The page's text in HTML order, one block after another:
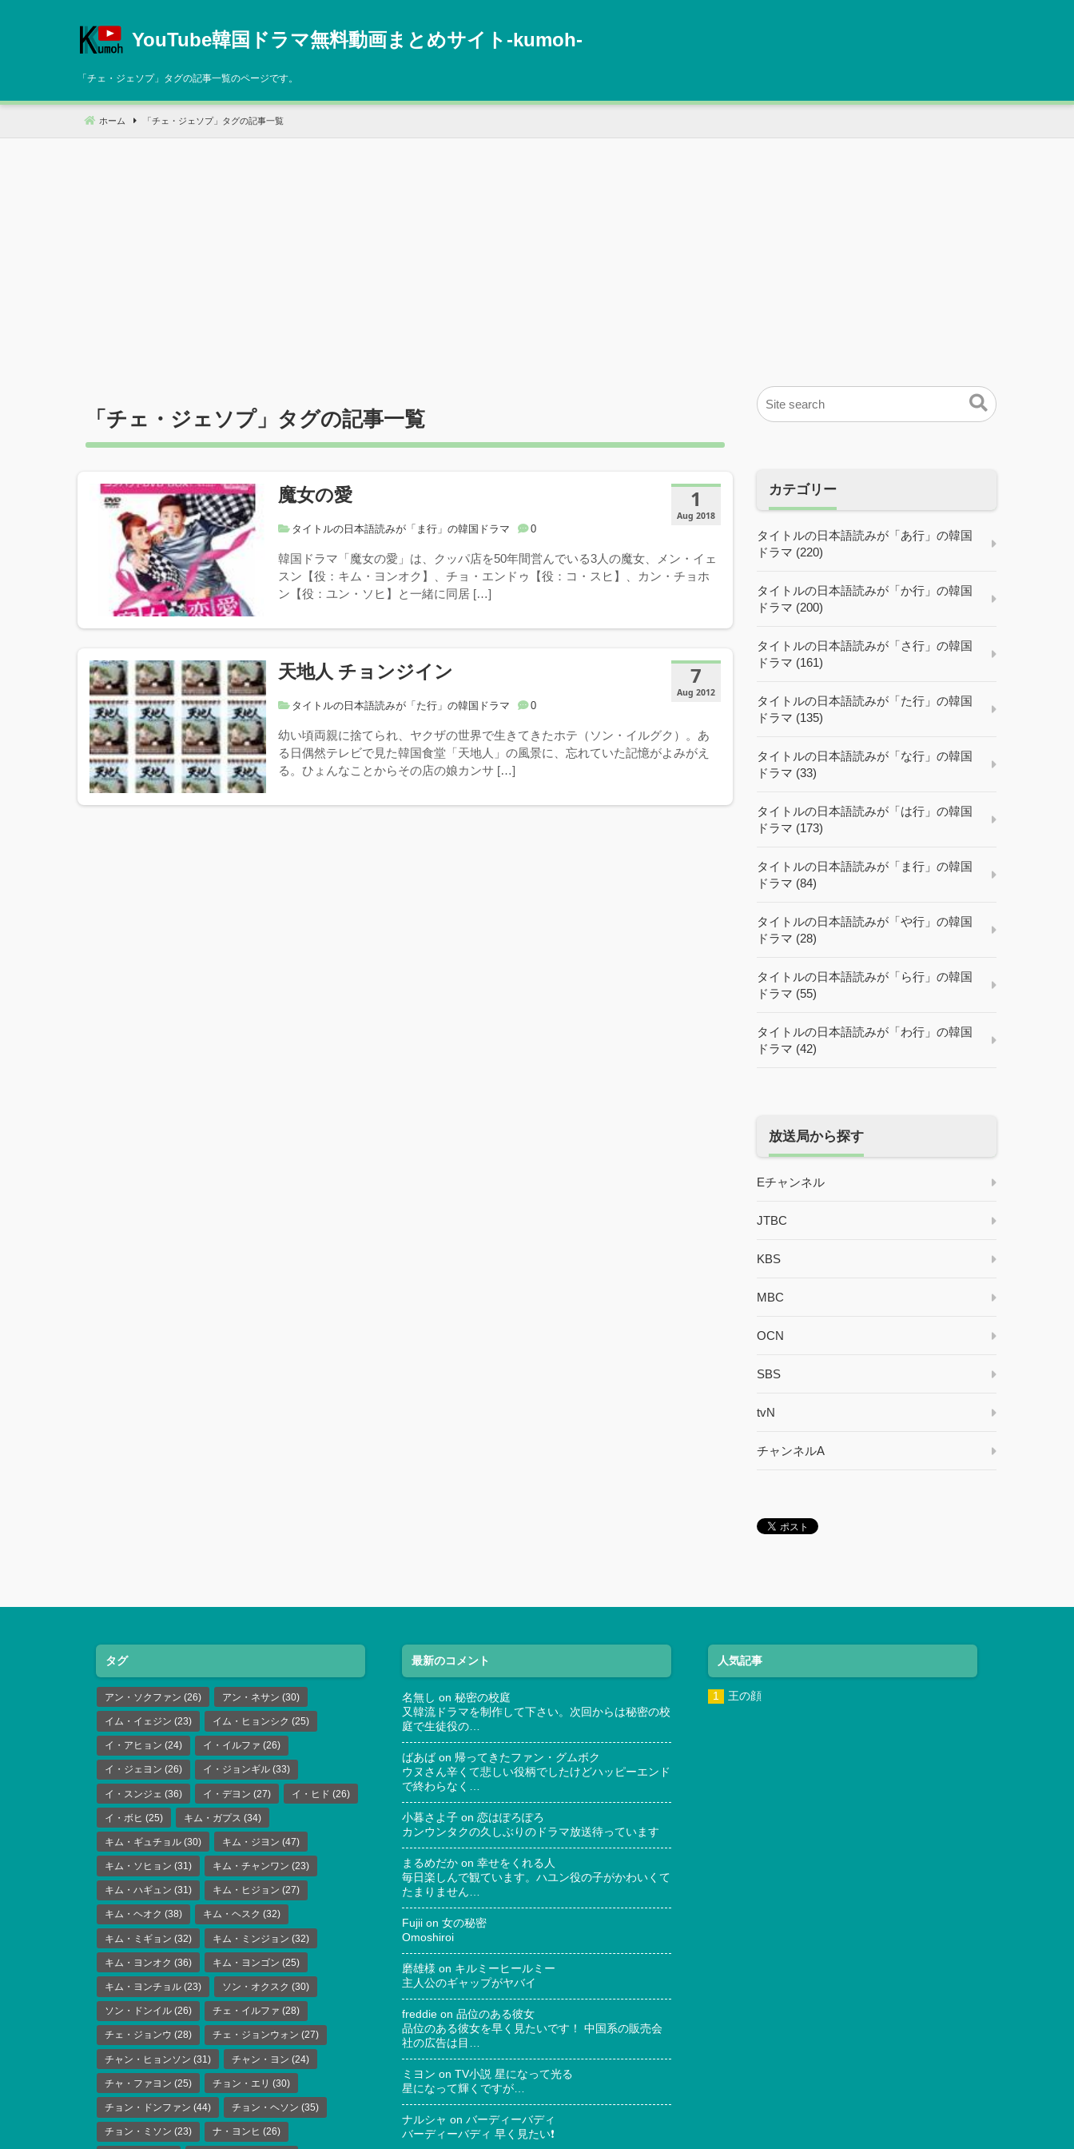
へ
動
YouTube韓国ドラマ無料動画まとめサイト‐kumoh‐
「 チェ・ジェソプ」タグの記事一覧のページです。
ホーム 「 チェ・ジェソプ」タグの記事一覧
「 チェ・ジェソプ」タグの記事一覧
1
Aug 2018
魔女の愛
タイトルの日本語読みが「ま行」の韓国ドラマ 0
韓国ドラマ「魔女の愛」は、クッパ店を50年間営んでいる3人の魔女、メン・イェ
スン【役：キム・ヨンオク】、チョ・エンドゥ【役：コ・スヒ】、カン・チョホ
ン【役：ユン・ソヒ】と一緒に同居 […]
7
Aug 2012
天地人 チョンジイン
タイトルの日本語読みが「た行」の韓国ドラマ 0
幼い頃両親に捨てられ、ヤクザの世界で生きてきたホテ（ソン・イルグク）。あ
る日偶然テレビで見た韓国食堂「天地人」の風景に、忘れていた記憶がよみがえ
る。ひょんなことからその店の娘カンサ […]
カテゴリー
タイトルの日本語読みが「あ行」の韓国
ドラマ (220)
タイトルの日本語読みが「か行」の韓国
ドラマ (200)
タイトルの日本語読みが「さ行」の韓国
ドラマ (161)
タイトルの日本語読みが「た行」の韓国
ドラマ (135)
タイトルの日本語読みが「な行」の韓国
ドラマ (33)
タイトルの日本語読みが「は行」の韓国
ドラマ (173)
タイトルの日本語読みが「ま行」の韓国
ドラマ (84)
タイトルの日本語読みが「や行」の韓国
ドラマ (28)
タイトルの日本語読みが「ら行」の韓国
ドラマ (55)
タイトルの日本語読みが「わ行」の韓国
ドラマ (42)
放送局から探す
Eチャンネル
JTBC
KBS
MBC
OCN
SBS
tvN
チャンネルA
タグ
アン・ソクファン (26) アン・ネサン (30)
イム・イェジン (23) イム・ヒョンシク (25)
イ・アヒョン (24) イ・イルファ (26)
イ・ジェヨン (26) イ・ジョンギル (33)
イ・スンジェ (36) イ・デヨン (27) イ・ヒド (26)
イ・ボヒ (25) キム・ガプス (34)
キム・ギュチョル (30) キム・ジヨン (47)
キム・ソヒョン (31) キム・チャンワン (23)
キム・ハギュン (31) キム・ヒジョン (27)
キム・ヘオク (38) キム・ヘスク (32)
キム・ミギョン (32) キム・ミンジョン (32)
キム・ヨンオク (36) キム・ヨンゴン (25)
キム・ヨンチョル (23) ソン・オクスク (30)
ソン・ドンイル (26) チェ・イルファ (28)
チェ・ジョンウ (28) チェ・ジョンウォン (27)
チャン・ヒョンソン (31) チャン・ヨン (24)
チャ・ファヨン (25) チョン・エリ (30)
チョン・ドンファン (44) チョン・ヘソン (35)
チョン・ミソン (23) ナ・ヨンヒ (26)
最新のコメント
名無し on 秘密の校庭
又韓流ドラマを制作して下さい。次回からは秘密の校
庭で生徒役の…
ばあば on 帰ってきたファン・グムボク
ウヌさん辛くて悲しい役柄でしたけどハッピーエンド
で終わらなく…
小暮さよ子 on 恋はぽろぽろ
カンウンタクの久しぶりのドラマ放送待っています
まるめだか on 幸せをくれる人
毎日楽しんで観ています。ハユン役の子がかわいくて
たまりません…
Fujii on 女の秘密
Omoshiroi
磨雄様 on キルミーヒールミー
主人公のギャップがヤバイ
freddie on 品位のある彼女
品位のある彼女を早く見たいです！ 中国系の販売会
社の広告は目…
ミヨン on TV小説 星になって光る
星になって輝くですが…
ナルシャ on バーディーバディ
バーディーバディ 早く見たい❗
人気記事
王の顔